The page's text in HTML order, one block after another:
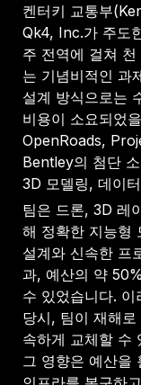
켄터키 교통부
Qk4, Inc.가 주도
주 전역에 걸쳐
는 기념비적인 과
설계 방식으로는
비용이 소요되었
OpenRoads,
Bentley의 첨단
3D 모델링, 데이
팀은 드론, 3D 레
해 정확한 지능형
설계와 신속한 프
과, 예산의 약
수 있었습니다.
당시, 팀이 재해
속하게 교체할 수
그 영향은 예산을